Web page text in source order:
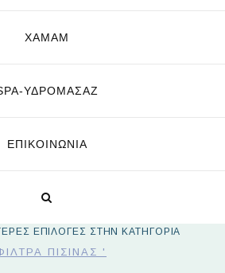
ΧΑΜΑΜ
ΥΔΡΟΜΑΣΆΖ
ΕΠΙΚΟΙΝΩΝΊΑ
ΕΠΙΛΟΓΕΣ ΣΤΗΝ ΚΑΤΗΓΟΡΙΑ
ΠΙΣΊΝΑΣ '